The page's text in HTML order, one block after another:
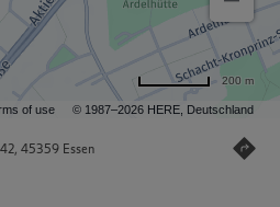
of use © 1987–2026 HERE, Deutschland
200 m
42, 45359 Essen